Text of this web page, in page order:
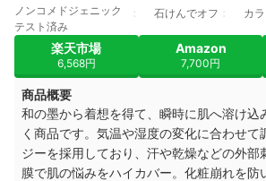
ノンコメドジェニック
テスト済み
石けんでオフ カ
楽天市場
6,568円
Amazon
7,700円
商品概要
和の墨から着想を得て、瞬時に肌へ溶け込
く商品です。気温や湿度の変化に合わせて
ジーを採用しており、汗や乾燥などの外部
膜で肌の悩みをハイカバー。化粧崩れを防